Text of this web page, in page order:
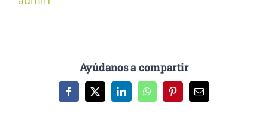
Ayúdanos a compartir
Facebook
X LinkedInWhatsAppPinterestCorreo